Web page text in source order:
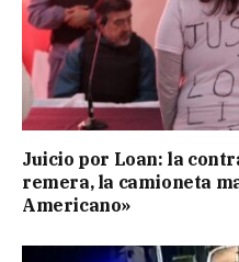
Juicio por Loan: la
remera, la camioneta
Americano»